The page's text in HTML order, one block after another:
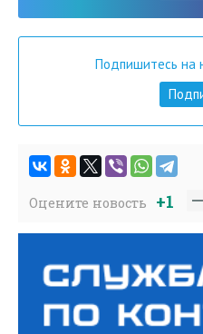
Подпишитесь на
Оцените новость +1